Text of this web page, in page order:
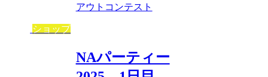
アウトコンテスト
ショップ
NAパーティー